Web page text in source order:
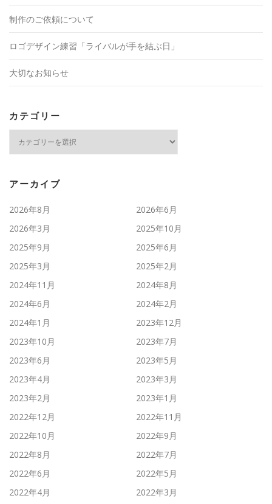
制作のご依頼について
ロゴデザイン練習「ライバルが手を結ぶ日」
大切なお知らせ
カテゴリー
ー
アーカイブ
2026年8月
2026年6月
2026年3月
2025年10月
2025年9月
2025年6月
2025年3月
2025年2月
2024年11月
2024年8月
2024年6月
2024年2月
2024年1月
2023年12月
2023年10月
2023年7月
2023年6月
2023年5月
2023年4月
2023年3月
2023年2月
2023年1月
2022年12月
2022年11月
2022年10月
2022年9月
2022年8月
2022年7月
2022年6月
2022年5月
2022年4月
2022年3月